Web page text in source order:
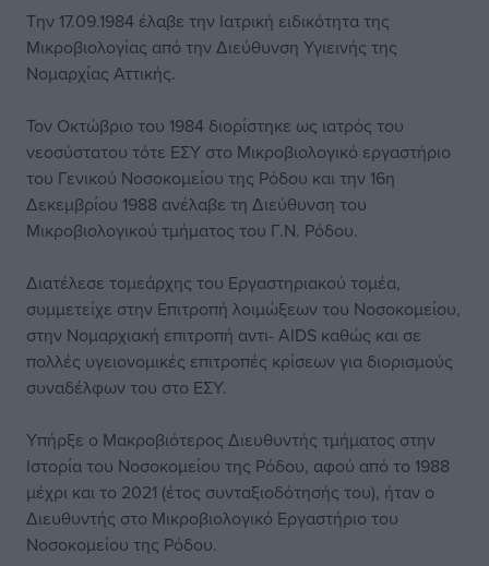
Την 17.09.1984 έλαβε την Ιατρική ειδικότητα της
Μικροβιολογίας από την Διεύθυνση Υγιεινής της
Νομαρχίας Αττικής.
Τον Οκτώβριο του 1984 διορίστηκε ως ιατρός του
νεοσύστατου τότε ΕΣΥ στο Μικροβιολογικό εργαστήριο
του Γενικού Νοσοκομείου της Ρόδου και την 16η
Δεκεμβρίου 1988 ανέλαβε τη Διεύθυνση του
Μικροβιολογικού τμήματος του Γ.Ν. Ρόδου.
Διατέλεσε τομεάρχης του Εργαστηριακού τομέα,
συμμετείχε στην Επιτροπή λοιμώξεων του Νοσοκομείου,
στην Νομαρχιακή επιτροπή αντι- AIDS καθώς και σε
πολλές υγειονομικές επιτροπές κρίσεων για διορισμούς
συναδέλφων του στο ΕΣΥ.
Υπήρξε ο Μακροβιότερος Διευθυντής τμήματος στην
Ιστορία του Νοσοκομείου της Ρόδου, αφού από το 1988
μέχρι και το 2021 (έτος συνταξιοδότησής του), ήταν ο
Διευθυντής στο Μικροβιολογικό Εργαστήριο του
Νοσοκομείου της Ρόδου.